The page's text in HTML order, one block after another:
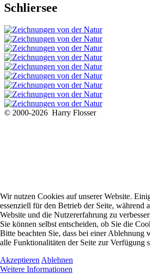
Schliersee
© 2000-2026 Harry Flosser
Wir nutzen Cookies auf unserer Website.
essenziell für den Betrieb der Seite, während
Website und die Nutzererfahrung zu
Sie können selbst entscheiden, ob Sie die
Bitte beachten Sie, dass bei einer Ablehnung
alle Funktionalitäten der Seite zur Verfügung
Akzeptieren Ablehnen
Weitere Informationen